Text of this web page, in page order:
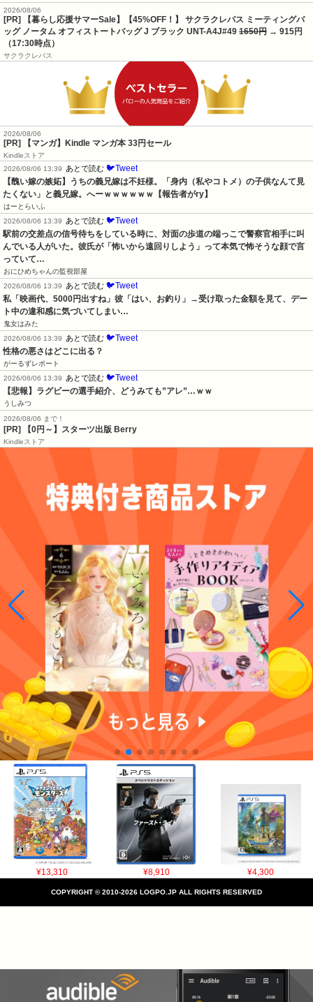
2026/08/06
[PR] 【暮らし応援サマーSale】【45%OFF！】 サクラクレパス ミーティングバ
ッグ ノータム オフィストートバッグ J ブラック UNT-A4J#49 1650円 → 915円
（17:30時点）
サクラクレパス
2026/08/06
[PR] 【マンガ】Kindle マンガ本 33円セール
Kindleストア
2026/08/06 13:39
あとで読む 🐦Tweet
【醜い嫁の嫉妬】うちの義兄嫁は不妊様。「身内（私やコトメ）の子供なんて見
たくない」と義兄嫁。へーｗｗｗｗｗｗ【報告者がry】
はーとらいふ
2026/08/06 13:39
あとで読む 🐦Tweet
駅前の交差点の信号待ちをしている時に、対面の歩道の端っこで警察官相手に叫
んでいる人がいた。彼氏が「怖いから遠回りしよう」って本気で怖そうな顔で言
っていて…
おにひめちゃんの監視部屋
2026/08/06 13:39
あとで読む 🐦Tweet
私「映画代、5000円出すね」彼「はい、お釣り」→受け取った金額を見て、デー
ト中の違和感に気づいてしまい…
鬼女はみた
2026/08/06 13:39
あとで読む 🐦Tweet
性格の悪さはどこに出る？
がーるずレポート
2026/08/06 13:39
あとで読む 🐦Tweet
【悲報】ラグビーの選手紹介、どうみても”アレ”…ｗｗ
うしみつ
2026/08/06 まで！
[PR] 【0円～】スターツ出版 Berry
Kindleストア
¥13,310 ¥8,910 ¥4,300
COPYRIGHT © 2010-2026 LOGPO.JP ALL RIGHTS RESERVED